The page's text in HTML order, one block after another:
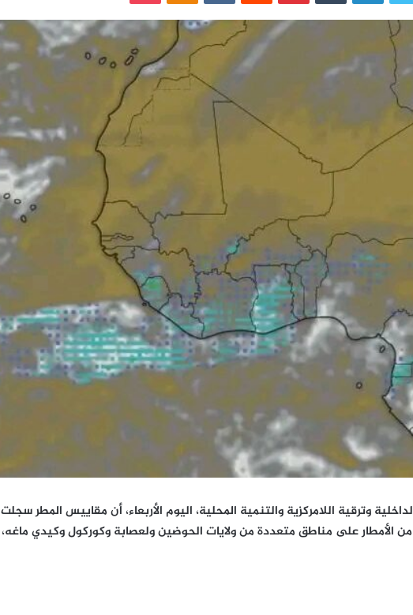
وترقية اللامركزية والتنمية المحلية، اليوم الأربعاء، أن مقاييس المطر سجلت
2026 هطول كميات من الأمطار على مناطق متعددة من ولايات الحوضين ولعصابة وكوركول وكيدي ماغه،